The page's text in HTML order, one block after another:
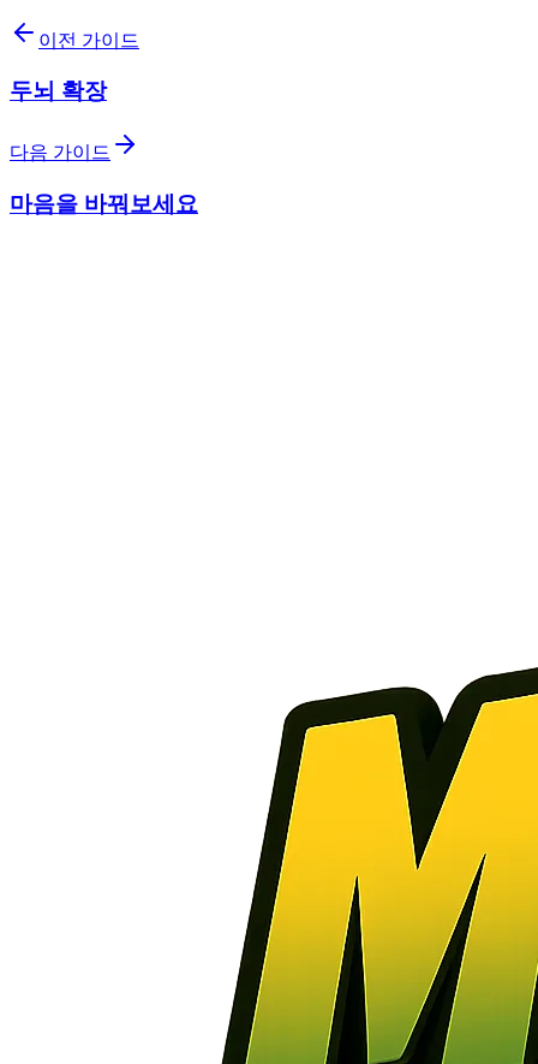
이전 가이드
두뇌 확장
다음 가이드
마음을 바꿔보세요